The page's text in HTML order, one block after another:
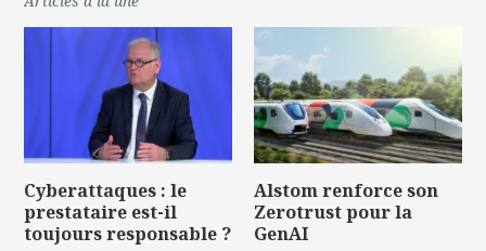
Cyberattaques : le
prestataire est-il
toujours responsable ?
Alstom renforce son
Zerotrust pour la
GenAI